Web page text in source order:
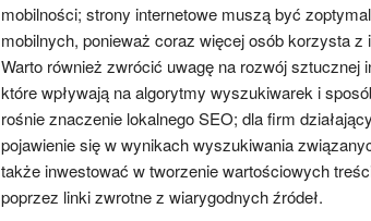
mobilności; strony internetowe muszą być
mobilnych, ponieważ coraz więcej osób korzysta z
Warto również zwrócić uwagę na rozwój sztucznej
które wpływają na algorytmy wyszukiwarek i
rośnie znaczenie lokalnego SEO; dla firm
pojawienie się w wynikach wyszukiwania
także inwestować w tworzenie wartościowych
poprzez linki zwrotne z wiarygodnych źródeł.